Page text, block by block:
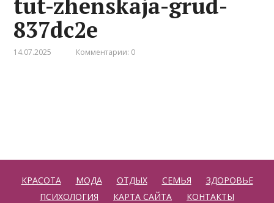
tut-zhenskaja-grud-
837dc2e
14.07.2025 Комментарии: 0
КРАСОТА МОДА ОТДЫХ СЕМЬЯ
ЗДОРОВЬЕ
ПСИХОЛОГИЯ
КАРТА САЙТА КОНТАКТЫ